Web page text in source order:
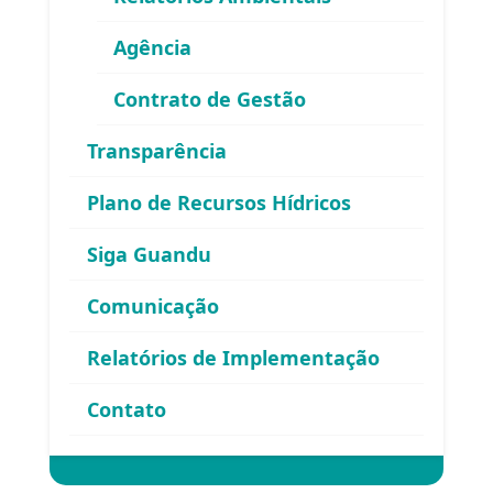
Agência
Contrato de Gestão
Transparência
Plano de Recursos Hídricos
Siga Guandu
Comunicação
Relatórios de Implementação
Contato
do Comitê Guandu-RJ
Esqueceu sua senha?